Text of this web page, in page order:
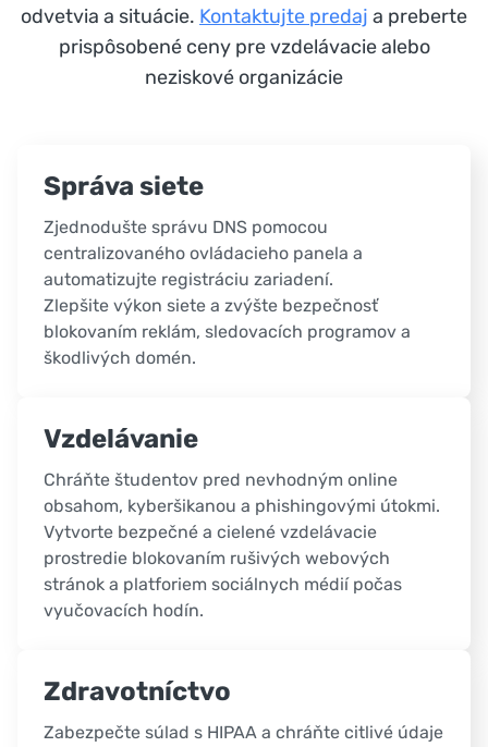
odvetvia a situácie. Kontaktujte predaj a preberte
prispôsobené ceny pre vzdelávacie alebo
neziskové organizácie
Správa siete
Zjednodušte správu DNS pomocou
centralizovaného ovládacieho panela a
automatizujte registráciu zariadení.
Zlepšite výkon siete a zvýšte bezpečnosť
blokovaním reklám, sledovacích programov a
škodlivých domén.
Vzdelávanie
Chráňte študentov pred nevhodným online
obsahom, kyberšikanou a phishingovými útokmi.
Vytvorte bezpečné a cielené vzdelávacie
prostredie blokovaním rušivých webových
stránok a platforiem sociálnych médií počas
vyučovacích hodín.
Zdravotníctvo
Zabezpečte súlad s HIPAA a chráňte citlivé údaje